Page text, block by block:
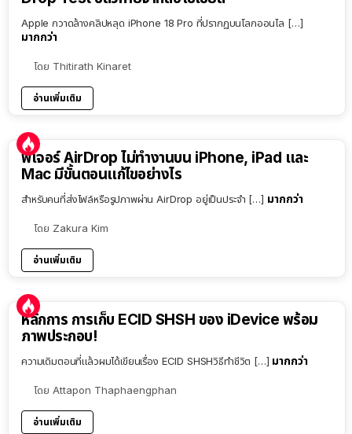
Apple กวาดล้างคลิปหลุด iPhone 18 Pro ที่ปรากฏบนโลกออนไล […]
มากกว่า
โดย Thitirath Kinaret
อ่านเพิ่มเติม
ฟีเจอร์ AirDrop ไม่ทำงานบน iPhone, iPad และ
Mac มีขั้นตอนแก้ไขอย่างไร
สำหรับคนที่ส่งไฟล์หรือรูปภาพผ่าน AirDrop อยู่เป็นประจำ […] มากกว่า
โดย Zakura Kim
อ่านเพิ่มเติม
หลักการ การเก็บ ECID SHSH ของ iDevice พร้อม
ภาพประกอบ!
ความเดิมตอนที่แล้วผมได้เขียนเรื่อง ECID SHSHวิธีทำชีวิต […] มากกว่า
โดย Attapon Thaphaengphan
อ่านเพิ่มเติม